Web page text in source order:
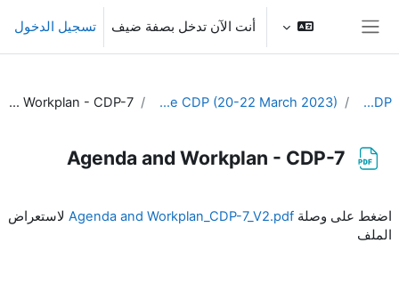
تخطى إلى المحتوى الرئيسي
أنت الآن تدخل بصفة ضيف تسجيل الدخول
EC-CDP
7th Meeting of the CDP (20-22 March 2023)
Agenda and Workplan - CDP-7
Agenda and Workplan - CDP-7
اضغط على وصلة Agenda and Workplan_CDP-7_V2.pdf لاستعراض
الملف